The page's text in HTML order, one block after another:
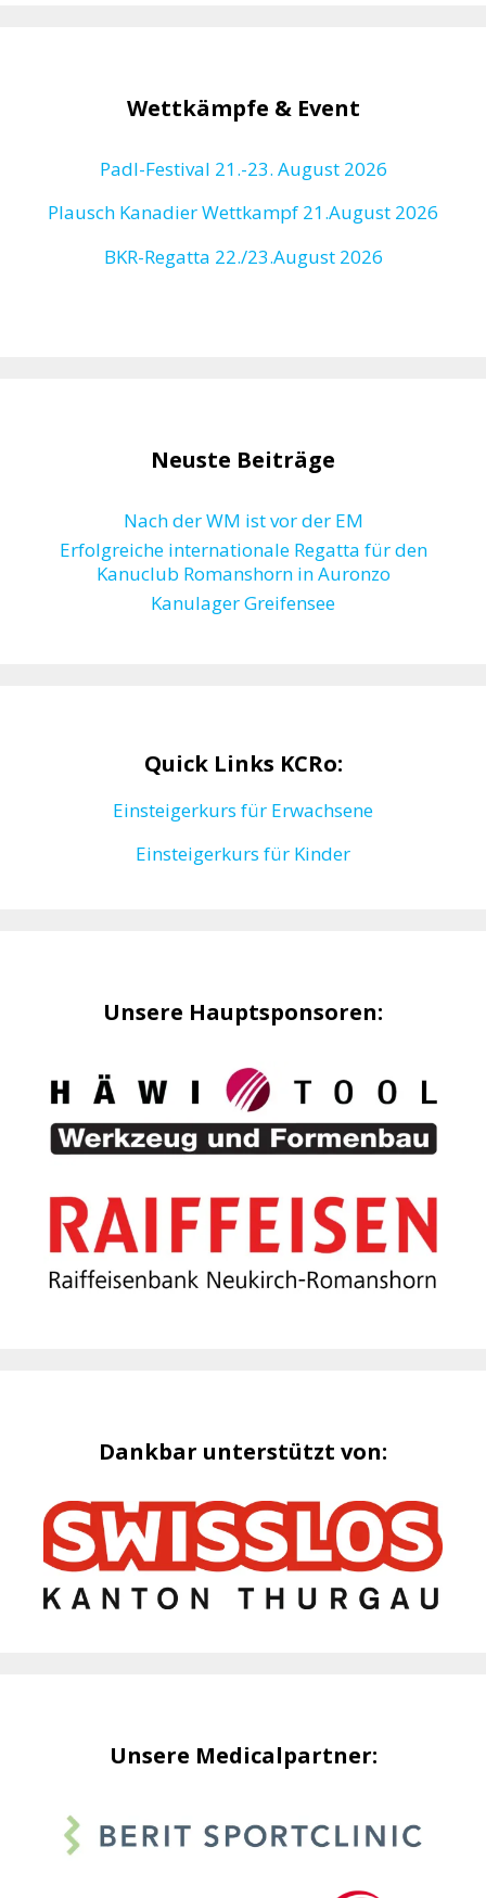
Wettkämpfe & Event
Padl-Festival 21.-23. August 2026
Plausch Kanadier Wettkampf 21.August 2026
BKR-Regatta 22./23.August 2026
Neuste Beiträge
Nach der WM ist vor der EM
Erfolgreiche internationale Regatta für den
Kanuclub Romanshorn in Auronzo
Kanulager Greifensee
Quick Links KCRo:
Einsteigerkurs für Erwachsene
Einsteigerkurs für Kinder
Unsere Hauptsponsoren:
Dankbar unterstützt von:
Unsere Medicalpartner: